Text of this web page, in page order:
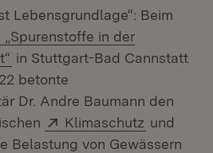
Lebensgrundlage“: Beim
Extern:
„Spurenstoffe in der
(Öffnet in neuem Fenster)
in Stuttgart-Bad Cannstatt
betonte
Dr. Andre Baumann den
Extern:
Klimaschutz (Öffnet in
und
Belastung von Gewässern